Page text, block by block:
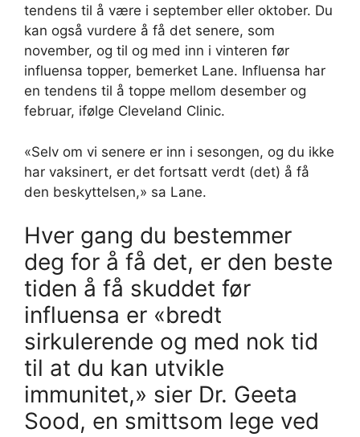
tendens til å være i september eller oktober. Du
kan også vurdere å få det senere, som
november, og til og med inn i vinteren før
influensa topper, bemerket Lane. Influensa har
en tendens til å toppe mellom desember og
februar, ifølge Cleveland Clinic.
«Selv om vi senere er inn i sesongen, og du ikke
har vaksinert, er det fortsatt verdt (det) å få
den beskyttelsen,» sa Lane.
Hver gang du bestemmer
deg for å få det, er den beste
tiden å få skuddet før
influensa er «bredt
sirkulerende og med nok tid
til at du kan utvikle
immunitet,» sier Dr. Geeta
Sood, en smittsom lege ved